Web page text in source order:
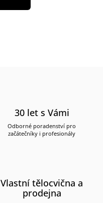
30 let s Vámi
Odborné poradenství pro
začátečníky i profesionály
Vlastní tělocvična a
prodejna